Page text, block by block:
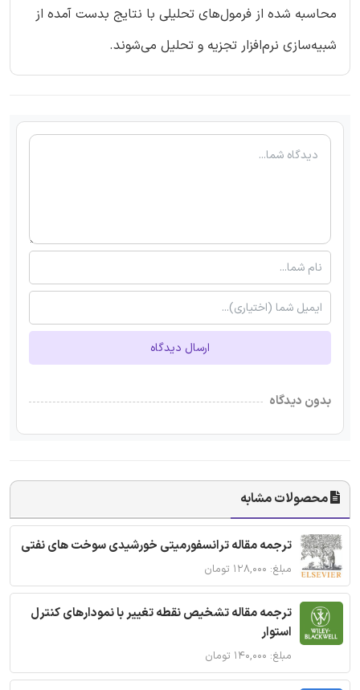
محاسبه شده از فرمول‌های تحلیلی با نتایج بدست آمده از
شبیه‌سازی نرم‌افزار تجزیه و تحلیل می‌شوند.
ارسال دیدگاه
بدون دیدگاه
محصولات مشابه
ترجمه مقاله ترانسفورمیتی خورشیدی سوخت های نفتی
مبلغ: ۱۲۸,۰۰۰ تومان
ترجمه مقاله تشخیص نقطه تغییر با نمودارهای کنترل
استوار
مبلغ: ۱۴۰,۰۰۰ تومان